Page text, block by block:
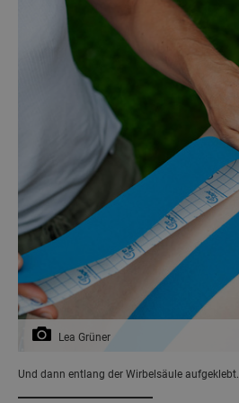
Lea Grüner
Und dann entlang der Wirbelsäule aufgeklebt.